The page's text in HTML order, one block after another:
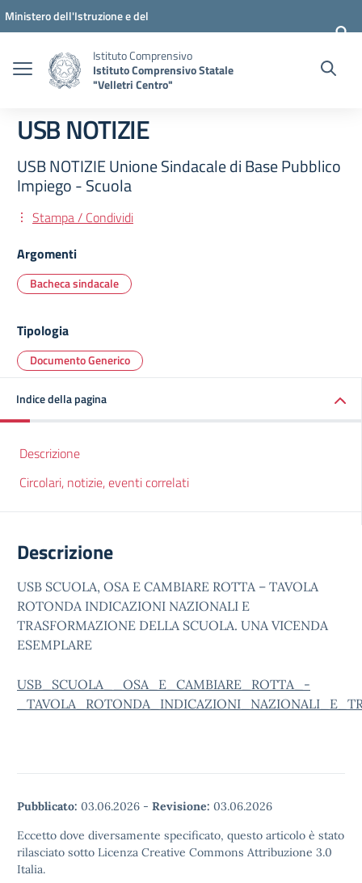
Vai ai contenuti
Vai al menu di navigazione
Vai al footer
Ministero dell'Istruzione e del
Istituto Comprensivo
Istituto Comprensivo Statale
"Velletri Centro"
USB NOTIZIE
USB NOTIZIE Unione Sindacale di Base Pubblico
Impiego - Scuola
Stampa / Condividi
Argomenti
Bacheca sindacale
Tipologia
Documento Generico
Indice della pagina
Descrizione
Circolari, notizie, eventi correlati
Descrizione
USB SCUOLA, OSA E CAMBIARE ROTTA – TAVOLA
ROTONDA INDICAZIONI NAZIONALI E
TRASFORMAZIONE DELLA SCUOLA. UNA VICENDA
ESEMPLARE
USB_SCUOLA__OSA_E_CAMBIARE_ROTTA_-
Pubblicato: 03.06.2026 - Revisione: 03.06.2026
Eccetto dove diversamente specificato, questo articolo è stato
rilasciato sotto Licenza Creative Commons Attribuzione 3.0
Italia.